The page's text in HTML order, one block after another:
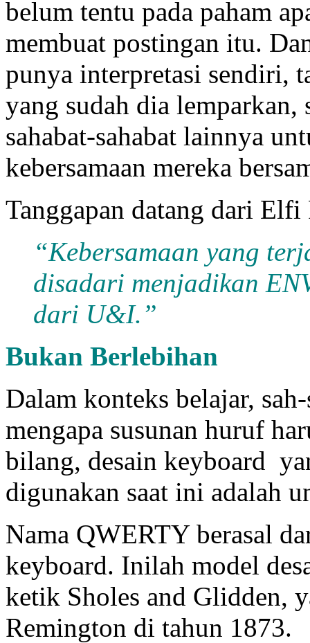
belum tentu pada paham
membuat postingan itu.
punya interpretasi sendiri,
yang sudah dia lemparkan,
sahabat-sahabat lainnya
kebersamaan mereka
Tanggapan datang dari Elfi
“Kebersamaan yang
disadari menjadikan
dari U&I.”
Bukan Berlebihan
Dalam konteks belajar,
mengapa susunan huruf
bilang, desain keyboard
digunakan saat ini adalah
Nama QWERTY berasal
keyboard. Inilah model
ketik Sholes and Glidden,
Remington di tahun 1873.